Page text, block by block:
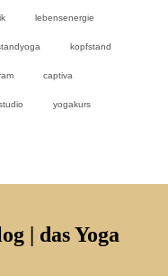
lebensenergie
kopfstand
captiva
yogakurs
| das Yoga